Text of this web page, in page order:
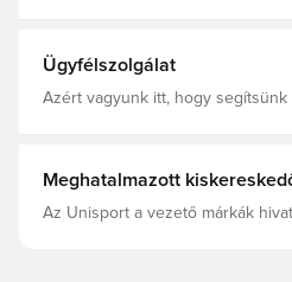
Ügyfélszolgálat
Azért vagyunk itt, hogy segítsünk
Meghatalmazott
Az Unisport a vezető márkák